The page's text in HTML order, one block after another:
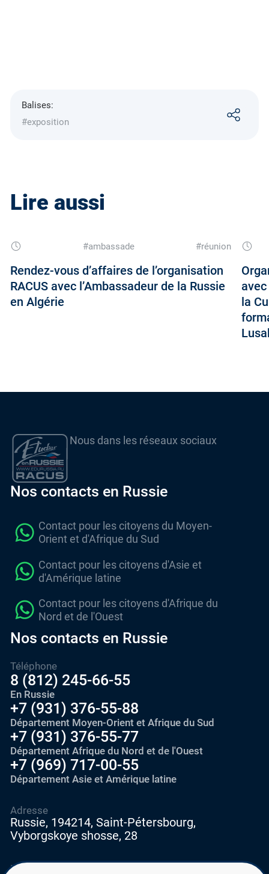
Balises:
#exposition
Lire aussi
#ambassade #réunion
Rendez-vous d’affaires de l’organisation
RACUS avec l’Ambassadeur de la Russie
en Algérie
la
Nous dans les réseaux sociaux
Nos contacts en Russie
Contact pour les citoyens du Moyen-
Orient et d'Afrique du Sud
Contact pour les citoyens d'Asie et
d'Amérique latine
Contact pour les citoyens d'Afrique du
Nord et de l'Ouest
Nos contacts en Russie
Téléphone
8 (812) 245-66-55
En Russie
+7 (931) 376-55-88
Département Moyen-Orient et Afrique du Sud
+7 (931) 376-55-77
Département Afrique du Nord et de l'Ouest
+7 (969) 717-00-55
Département Asie et Amérique latine
E-mail
Adresse
Russie, 194214, Saint-Pétersbourg,
Vyborgskoye shosse, 28